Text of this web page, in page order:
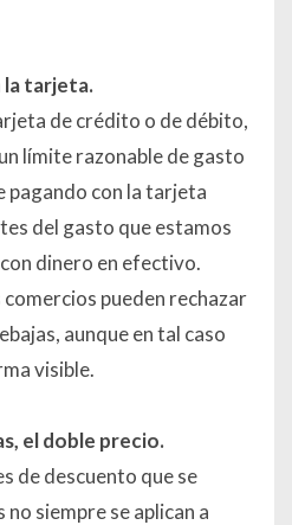
la tarjeta.
de crédito o de débito,
límite razonable de gasto
pagando con la tarjeta
del gasto que estamos
dinero en efectivo.
pueden rechazar
aunque en tal caso
visible.
el doble precio.
de descuento que se
siempre se aplican a